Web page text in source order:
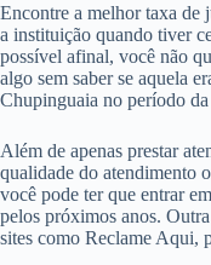
Encontre a melhor taxa de
a instituição quando tiver
possível afinal, você não
algo sem saber se aquela
Chupinguaia no período
Além de apenas prestar
qualidade do atendimento
você pode ter que entrar
pelos próximos anos.
sites como Reclame Aqui,